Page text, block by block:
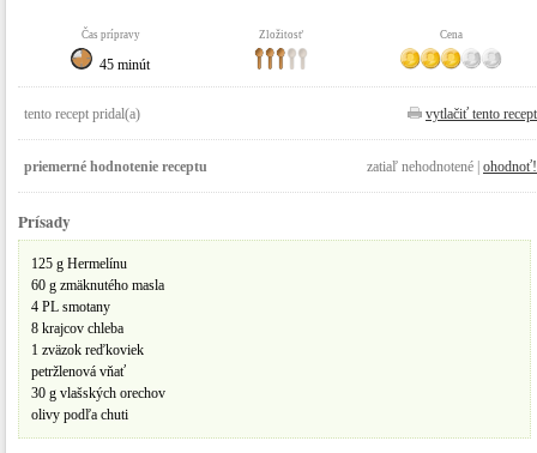
Čas prípravy Zložitosť Cena
45 minút
tento recept pridal(a) vytlačiť tento recept
priemerné hodnotenie receptu zatiaľ nehodnotené | ohodnoť!
Prísady
125 g Hermelínu
60 g zmäknutého masla
4 PL smotany
8 krajcov chleba
1 zväzok reďkoviek
petržlenová vňať
30 g vlašských orechov
olivy podľa chuti